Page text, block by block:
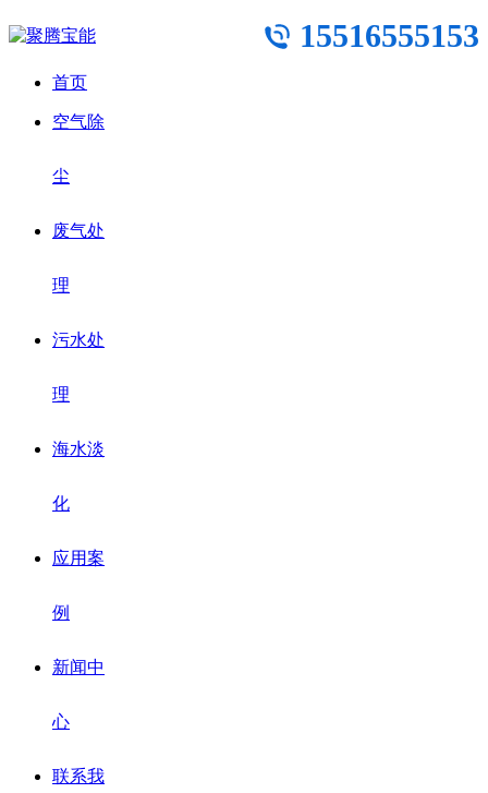
15516555153
首页
空气除
尘
废气处
理
污水处
理
海水淡
化
应用案
例
新闻中
心
联系我